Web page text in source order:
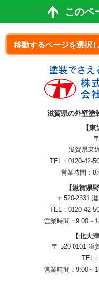
このペ
滋賀県の外壁塗
【
滋賀県東
TEL：0120-42-
営業時間：
【滋賀県
〒520-2331
TEL： 0120-42-
営業時間：9:00～
【北大
〒 520-0101 滋
TEL：
営業時間：9:00～